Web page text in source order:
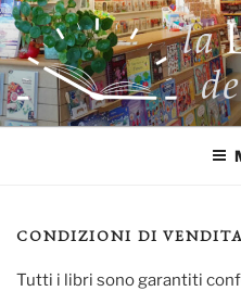
Salta
al
contenuto
LA LIBRERIA
Libri, tè, giochi e molto altro!
CONDIZIONI DI
Tutti i libri sono garantiti